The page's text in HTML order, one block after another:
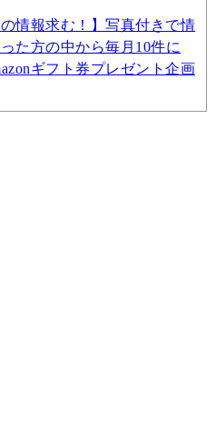
の情報求む！】写真付きで情
た方の中から毎月10件に
ギフト券プレゼント企画